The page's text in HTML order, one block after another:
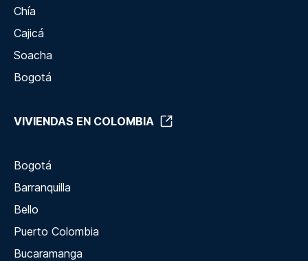
Chía
Cajicá
Soacha
Bogotá
VIVIENDAS EN COLOMBIA
Bogotá
Barranquilla
Bello
Puerto Colombia
Bucaramanga